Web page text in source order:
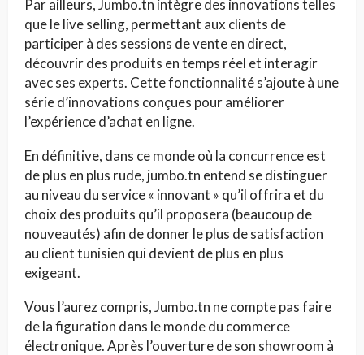
Par ailleurs, Jumbo.tn intègre des innovations telles
que le live selling, permettant aux clients de
participer à des sessions de vente en direct,
découvrir des produits en temps réel et interagir
avec ses experts. Cette fonctionnalité s’ajoute à une
série d’innovations conçues pour améliorer
l’expérience d’achat en ligne.
En définitive, dans ce monde où la concurrence est
de plus en plus rude, jumbo.tn entend se distinguer
au niveau du service « innovant » qu’il offrira et du
choix des produits qu’il proposera (beaucoup de
nouveautés) afin de donner le plus de satisfaction
au client tunisien qui devient de plus en plus
exigeant.
Vous l’aurez compris, Jumbo.tn ne compte pas faire
de la figuration dans le monde du commerce
électronique. Après l’ouverture de son showroom à